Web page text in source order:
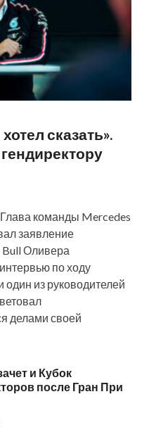
сказать».
команды Mercedes
заявление
Bull Оливера
по ходу
один из руководителей
делами своей
и Кубок
после Гран При